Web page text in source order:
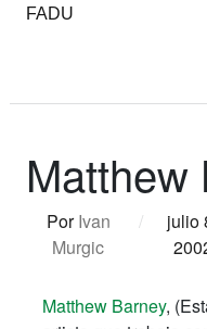
FADU
Matthew
PorIvan
Murgic
/
julio
Matthew Barney,